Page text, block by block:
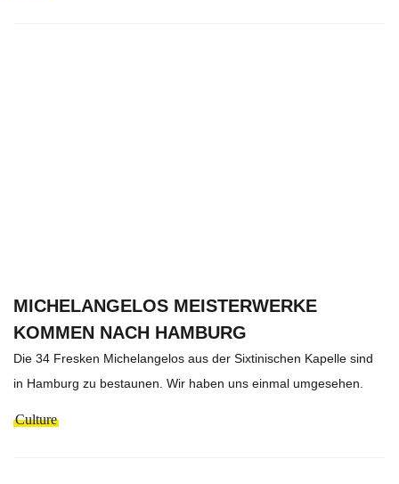
MICHELANGELOS MEISTERWERKE
KOMMEN NACH HAMBURG
Die 34 Fresken Michelangelos aus der Sixtinischen Kapelle sind
in Hamburg zu bestaunen. Wir haben uns einmal umgesehen.
Culture